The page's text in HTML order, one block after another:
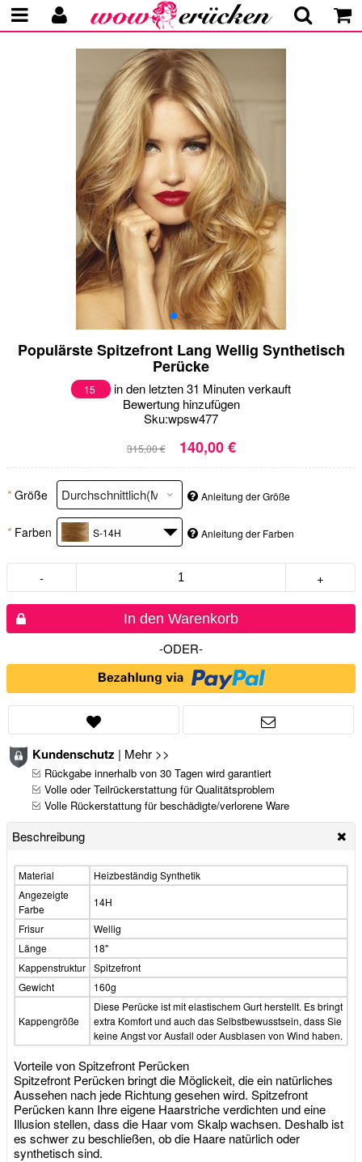
Populärste Spitzefront Lang Wellig Synthetisch
Perücke
15
in den letzten 31 Minuten verkauft
Bewertung hinzufügen
Sku:wpsw477
315,00 € 140,00 €
* Größe Anleitung der Größe
* Farben S-14H Anleitung der Farben
- +
In den Warenkorb
-ODER-
Kundenschutz | Mehr >>
Rückgabe innerhalb von 30 Tagen wird garantiert
Volle oder Teilrückerstattung für Qualitätsproblem
Volle Rückerstattung für beschädigte/verlorene Ware
Beschreibung
Material
Heizbeständig Synthetik
Angezeigte
Farbe
14H
Frisur
Wellig
Länge
18"
Kappenstruktur Spitzefront
Gewicht
160g
Kappengröße
Diese Perücke ist mit elastischem Gurt herstellt. Es bringt
extra Komfort und auch das Selbstbewusstsein, dass Sie
keine Angst vor Ausfall oder Ausblasen von Wind haben.
Vorteile von Spitzefront Perücken
Spitzefront Perücken bringt die Möglickeit, die ein natürliches
Aussehen nach jede Richtung gesehen wird. Spitzefront
Perücken kann Ihre eigene Haarstriche verdichten und eine
Illusion stellen, dass die Haar vom Skalp wachsen. Deshalb ist
es schwer zu beschließen, ob die Haare natürlich oder
synthetisch sind.